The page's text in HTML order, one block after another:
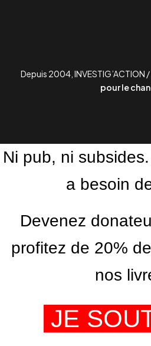
Depuis 2004, INVESTIG’ACTION /
pour le
Ni pub, ni
a besoin
Devenez
profitez de 20%
nos
JE